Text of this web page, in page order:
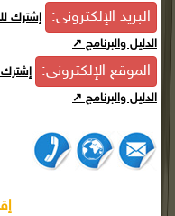
البريد الإلكترونى: إشترك
الدليل والبرنامج ↗
الموقع الإلكترونى:
الدليل والبرنامج ↗